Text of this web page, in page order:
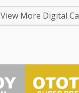
View More Digital